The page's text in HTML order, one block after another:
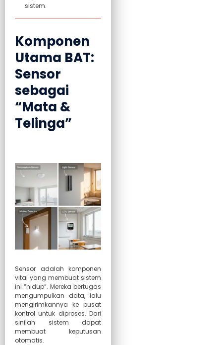
sistem.
Komponen
Utama BAT:
Sensor
sebagai
“Mata &
Telinga”
Sensor adalah komponen
vital yang membuat sistem
ini “hidup”. Mereka bertugas
mengumpulkan data, lalu
mengirimkannya ke pusat
kontrol untuk diproses. Dari
sinilah sistem dapat
membuat keputusan
otomatis.